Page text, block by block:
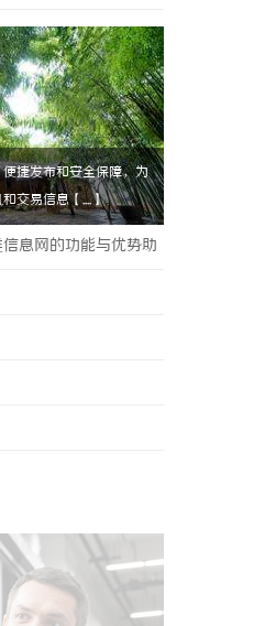
捷发布和安全保障，为
交易信息【....】
息网的功能与优势助